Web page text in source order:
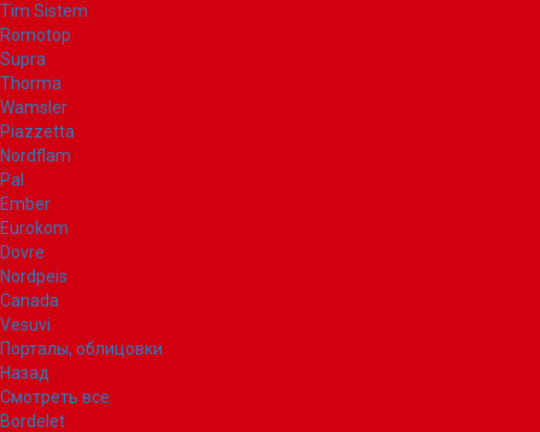
Tim Sistem
Romotop
Supra
Thorma
Wamsler
Piazzetta
Nordflam
Pal
Ember
Eurokom
Dovre
Nordpeis
Canada
Vesuvi
Порталы, облицовки
Назад
Смотреть все
Bordelet